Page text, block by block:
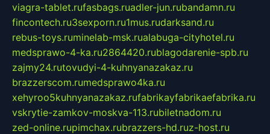
viagra-tablet.rufasbags.ruadler-jun.rubandamn.ru
fincontech.ru3sexporn.ru1mus.rudarksand.ru
rebus-toys.ruminelab-msk.rualabuga-cityhotel.ru
medsprawo-4-ka.ru2864420.rublagodarenie-spb.ru
zajmy24.rutovudyi-4-kuhnyanazakaz.ru
brazzerscom.rumedsprawo4ka.ru
xehyroo5kuhnyanazakaz.rufabrikayfabrikaefabrika.ru
vskrytie-zamkov-moskva-113.rubiletnadom.ru
zed-online.rupimchax.rubrazzers-hd.ruz-host.ru